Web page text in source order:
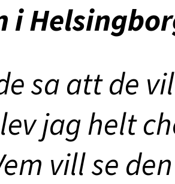
i
sa att de
jag helt
vill se